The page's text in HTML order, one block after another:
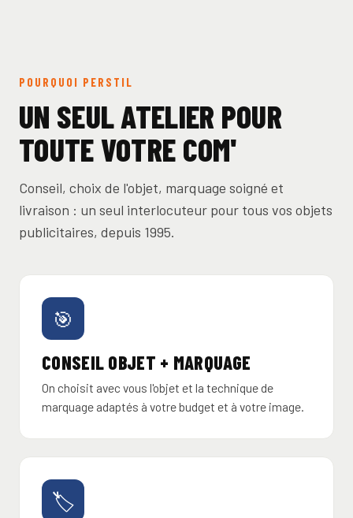
POURQUOI PERSTIL
UN SEUL ATELIER POUR
TOUTE VOTRE COM'
Conseil, choix de l'objet, marquage soigné et
livraison : un seul interlocuteur pour tous vos objets
publicitaires, depuis 1995.
🎯
CONSEIL OBJET + MARQUAGE
On choisit avec vous l'objet et la technique de
marquage adaptés à votre budget et à votre image.
🏷️